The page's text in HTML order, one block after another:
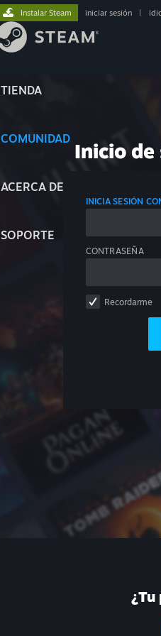
TIENDA
COMUNIDAD
ACERCA DE
SOPORTE
Instalar Steam iniciar sesión
Inicio de
INICIA SESIÓN
CONTRASEÑA
Recordarme
¿Tu